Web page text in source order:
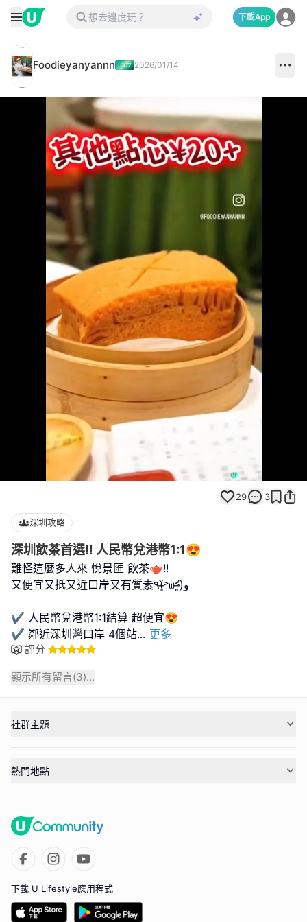
下載App
Foodieyanyannn 2026/01/14
Loaded:
29 3
深圳攻略
深圳飲茶首選‼️ 人民幣兌港幣1:1😍
難怪這麼多人來 悅景匯 飲茶🫖!!
又便宜又抵又近口岸又有質素٩(˃̶͈̀௰˂̶͈́)و
✔️ 人民幣兌港幣1:1結算 超便宜😍
✔️ 鄰近深圳灣口岸 4個站... 更多
評分
顯示所有留言(3)...
社群主題
熱門地點
下載 U Lifestyle應用程式